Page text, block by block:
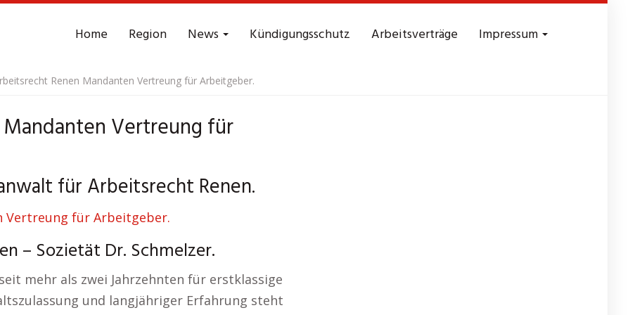
Home Region News Kündigungsschutz Arbeitsverträge Impressum
Renen Mandanten Vertreung für Arbeitgeber.
Vertreung für
für Arbeitsrecht Renen.
– Sozietät Dr. Schmelzer.
mehr als zwei Jahrzehnten für erstklassige
und langjähriger Erfahrung steht